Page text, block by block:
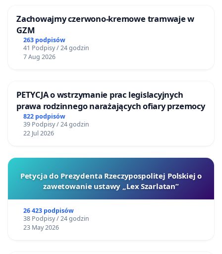
Zachowajmy czerwono-kremowe tramwaje w
GZM
263 podpisów
41 Podpisy / 24 godzin
7 Aug 2026
PETYCJA o wstrzymanie prac legislacyjnych
prawa rodzinnego narażających ofiary przemocy
822 podpisów
39 Podpisy / 24 godzin
22 Jul 2026
Petycja do Prezydenta Rzeczypospolitej Polskiej o
zawetowanie ustawy „Lex Szarlatan”
26 423 podpisów
38 Podpisy / 24 godzin
23 May 2026